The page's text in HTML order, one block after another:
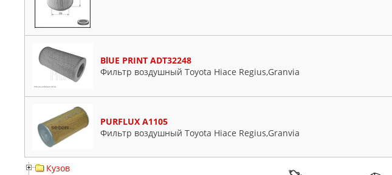
BlUE PRINT ADT32248
Фильтр воздушный Toyota Hiace Regius,Granvia
PURFLUX A1105
Фильтр воздушный Toyota Hiace Regius,Granvia
Кузов